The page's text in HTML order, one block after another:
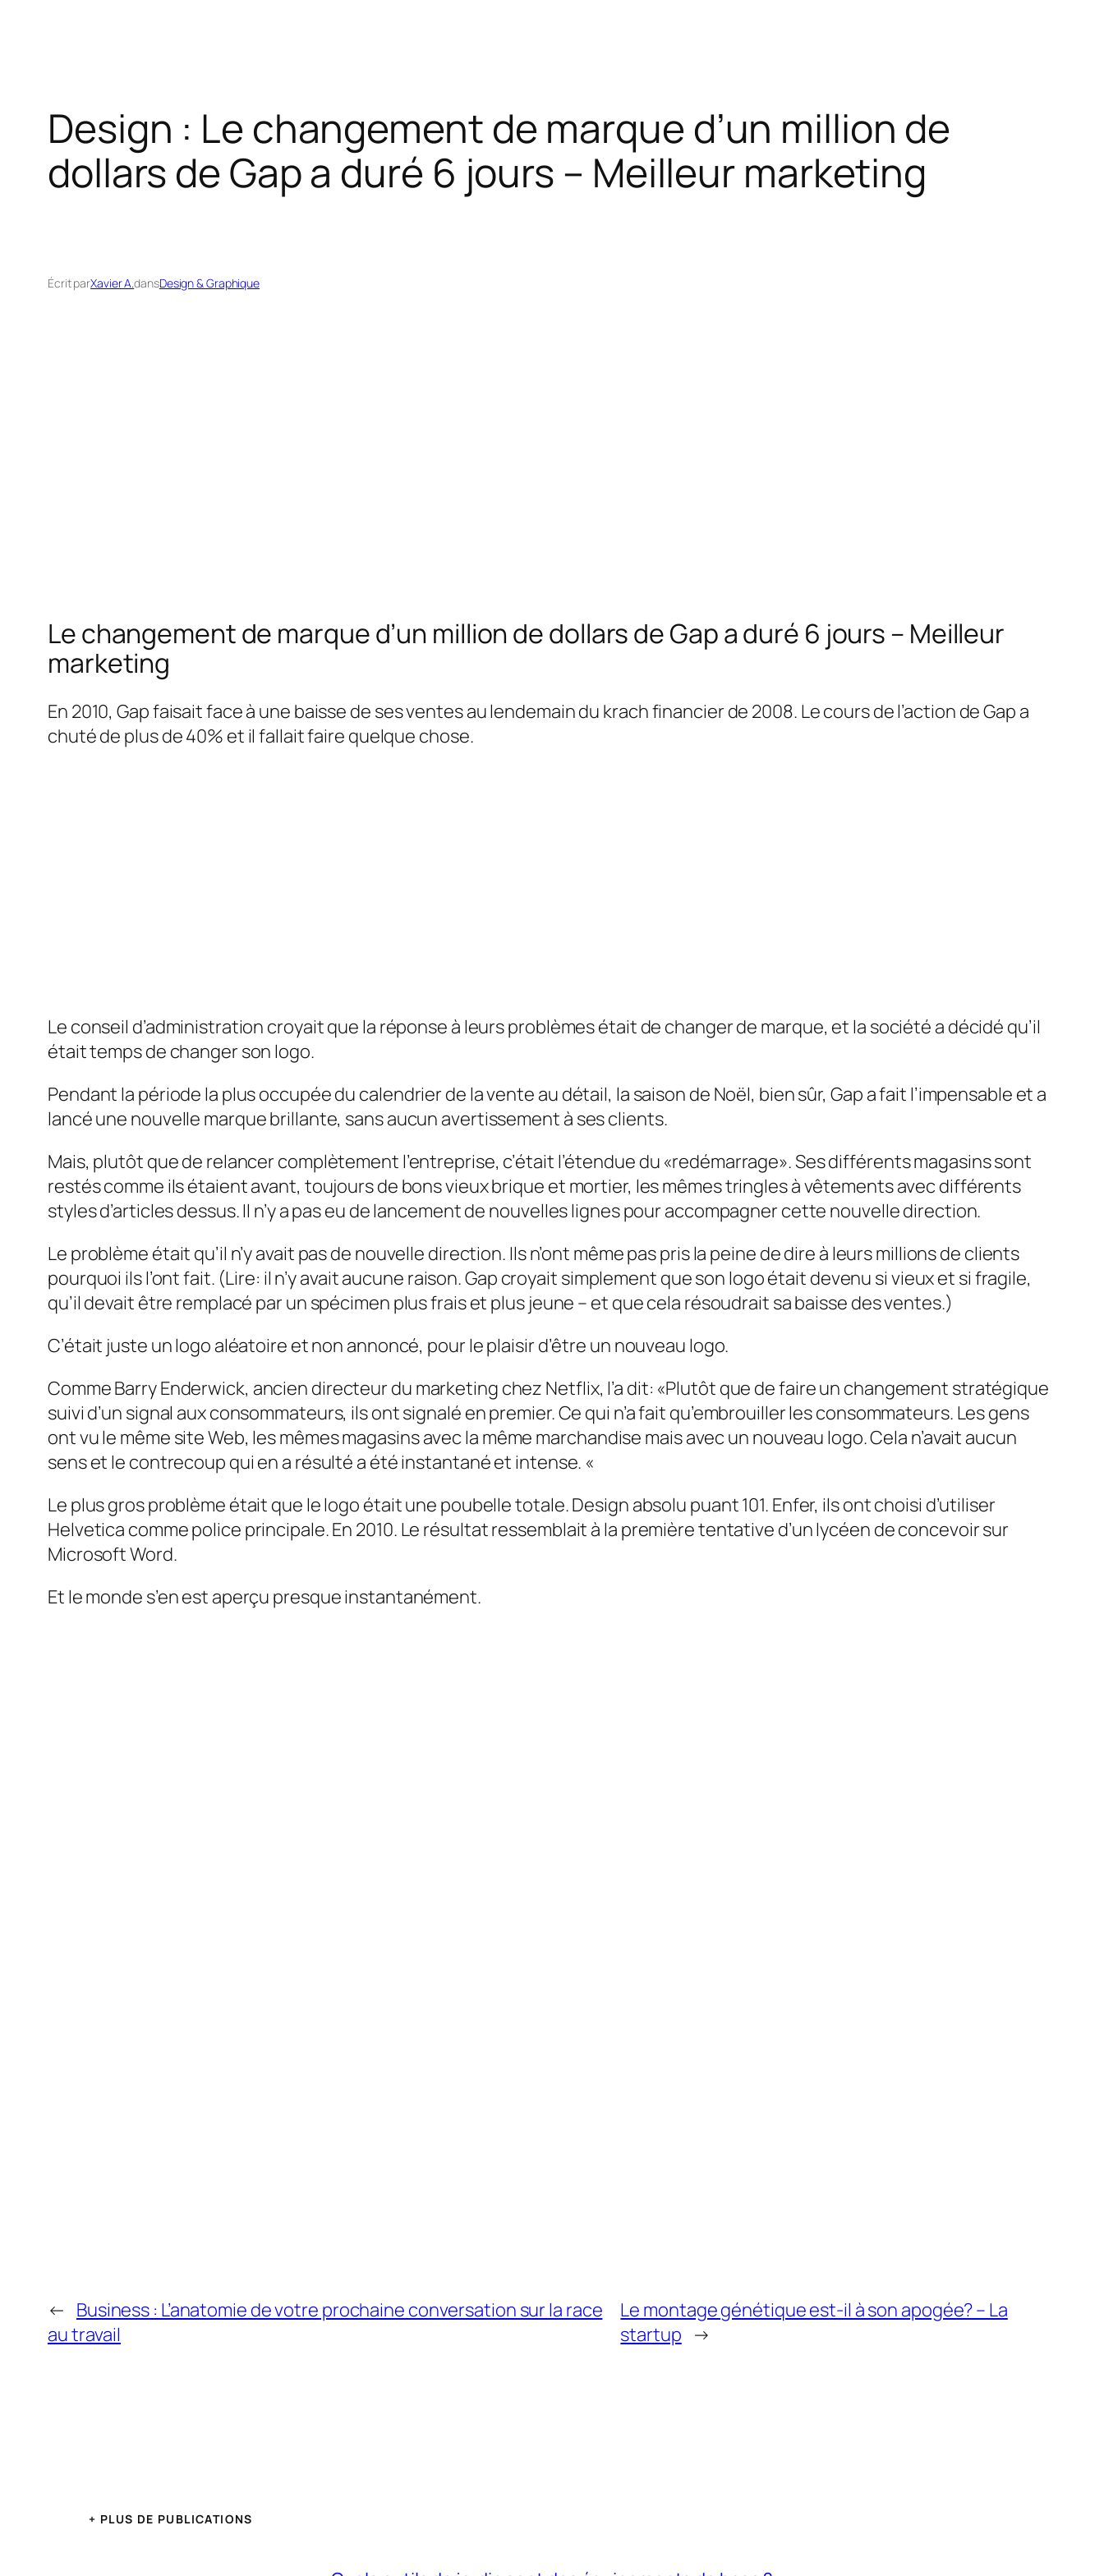
Design : Le changement de marque d’un million de
dollars de Gap a duré 6 jours – Meilleur marketing
Écrit parXavier A.dansDesign & Graphique
Le changement de marque d’un million de dollars de Gap a duré 6 jours – Meilleur
marketing
En 2010, Gap faisait face à une baisse de ses ventes au lendemain du krach financier de 2008. Le cours de l’action de Gap a
chuté de plus de 40% et il fallait faire quelque chose.
Le conseil d’administration croyait que la réponse à leurs problèmes était de changer de marque, et la société a décidé qu’il
était temps de changer son logo.
Pendant la période la plus occupée du calendrier de la vente au détail, la saison de Noël, bien sûr, Gap a fait l’impensable et a
lancé une nouvelle marque brillante, sans aucun avertissement à ses clients.
Mais, plutôt que de relancer complètement l’entreprise, c’était l’étendue du «redémarrage». Ses différents magasins sont
restés comme ils étaient avant, toujours de bons vieux brique et mortier, les mêmes tringles à vêtements avec différents
styles d’articles dessus. Il n’y a pas eu de lancement de nouvelles lignes pour accompagner cette nouvelle direction.
Le problème était qu’il n’y avait pas de nouvelle direction. Ils n’ont même pas pris la peine de dire à leurs millions de clients
pourquoi ils l’ont fait. (Lire: il n’y avait aucune raison. Gap croyait simplement que son logo était devenu si vieux et si fragile,
qu’il devait être remplacé par un spécimen plus frais et plus jeune – et que cela résoudrait sa baisse des ventes.)
C’était juste un logo aléatoire et non annoncé, pour le plaisir d’être un nouveau logo.
Comme Barry Enderwick, ancien directeur du marketing chez Netflix, l’a dit: «Plutôt que de faire un changement stratégique
suivi d’un signal aux consommateurs, ils ont signalé en premier. Ce qui n’a fait qu’embrouiller les consommateurs. Les gens
ont vu le même site Web, les mêmes magasins avec la même marchandise mais avec un nouveau logo. Cela n’avait aucun
sens et le contrecoup qui en a résulté a été instantané et intense. «
Le plus gros problème était que le logo était une poubelle totale. Design absolu puant 101. Enfer, ils ont choisi d’utiliser
Helvetica comme police principale. En 2010. Le résultat ressemblait à la première tentative d’un lycéen de concevoir sur
Microsoft Word.
Et le monde s’en est aperçu presque instantanément.
← Business : L’anatomie de votre prochaine conversation sur la race
au travail
Le montage génétique est-il à son apogée? – La
startup →
+ PLUS DE PUBLICATIONS